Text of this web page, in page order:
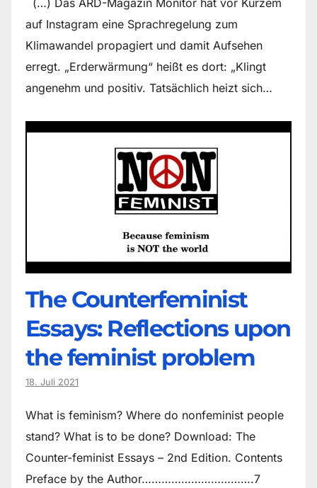
(…) Das ARD-Magazin Monitor hat vor Kurzem
auf Instagram eine Sprachregelung zum
Klimawandel propagiert und damit Aufsehen
erregt. „Erderwärmung“ heißt es dort: „Klingt
angenehm und positiv. Tatsächlich heizt sich…
The Counter­feminist
Essays: Reflections upon
the feminist problem
18. Juli 2021
What is feminism? Where do non­feminist people
stand? What is to be done? Download: The
Counter-feminist Essays – 2nd Edition. Contents
Preface by the Author…………………………….7